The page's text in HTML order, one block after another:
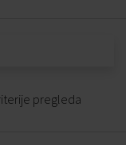
pregleda